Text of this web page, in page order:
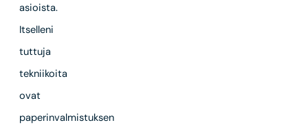
asioista.
Itselleni
tuttuja
tekniikoita
ovat
paperinvalmistuksen